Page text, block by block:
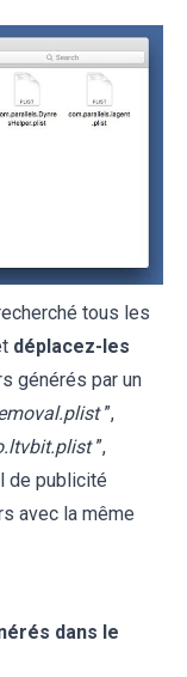
tous les
déplacez-les
générés par un
”,
”,
de publicité
avec la même
dans le